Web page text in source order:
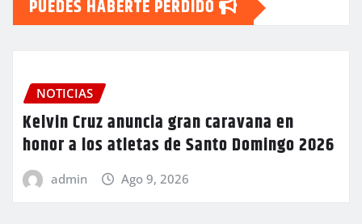
PUEDES HABERTE PERDIDO
NOTICIAS
Kelvin Cruz anuncia gran caravana en
honor a los atletas de Santo Domingo 2026
admin Ago 9, 2026